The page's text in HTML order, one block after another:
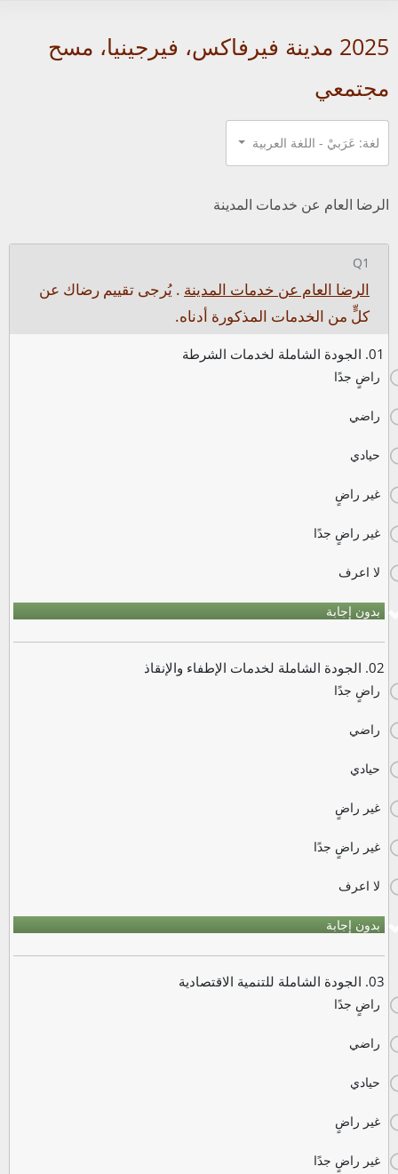
2025 مدينة فيرفاكس، فيرجينيا، مسح
مجتمعي
لغة: عَرَبيْ - اللغة العربية
الرضا العام عن خدمات المدينة
Q1
الرضا العام عن خدمات المدينة. يُرجى تقييم رضاك عن
كلٍّ من الخدمات المذكورة أدناه.
01. الجودة الشاملة لخدمات الشرطة
راضٍ جدًا
راضي
حيادي
غير راضٍ
غير راضٍ جدًا
لا اعرف
بدون إجابة
02. الجودة الشاملة لخدمات الإطفاء والإنقاذ
راضٍ جدًا
راضي
حيادي
غير راضٍ
غير راضٍ جدًا
لا اعرف
بدون إجابة
03. الجودة الشاملة للتنمية الاقتصادية
راضٍ جدًا
راضي
حيادي
غير راضٍ
غير راضٍ جدًا